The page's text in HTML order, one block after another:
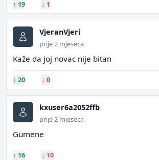
↑ 19 ↓ 1
VjeranVjeri
prije 2 mjeseca
Kaže da joj novac nije bitan
↑ 20 ↓ 0
kxuser6a2052ffb
prije 2 mjeseca
Gumene
↑ 16 ↓ 10